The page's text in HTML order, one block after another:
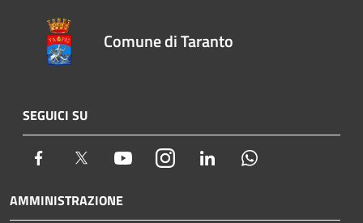
Comune di Taranto
SEGUICI SU
Facebook Twitter YoutubeInstagram LinkedIn
AMMINISTRAZIONE